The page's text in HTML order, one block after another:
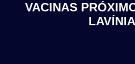
VACINAS
LAVÍNIA